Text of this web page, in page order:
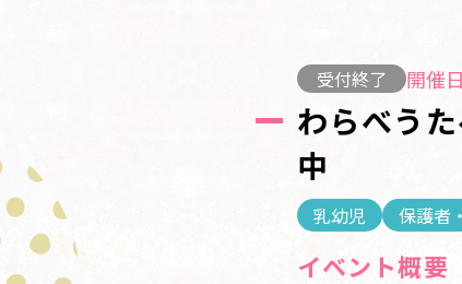
受付終了 開催
わらべう
中
乳幼児 保護者
イベント概要